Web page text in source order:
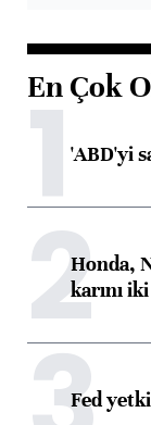
En Çok
1'ABD'yi
2Honda,
karını
Fed